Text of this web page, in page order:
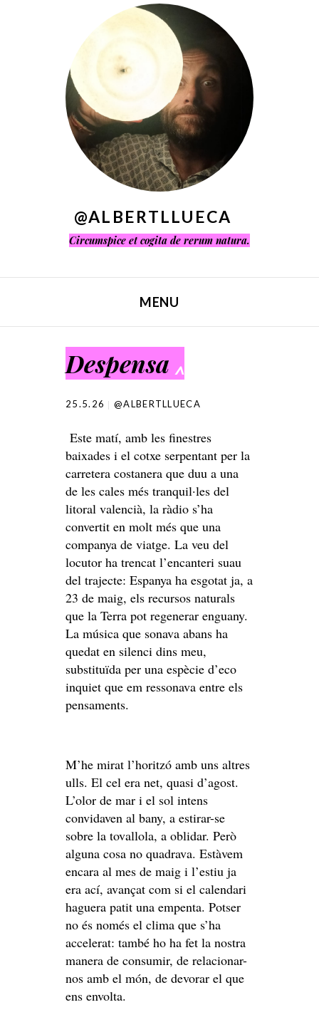
@ALBERTLLUECA
Circumspice et cogita de rerum natura.
MENU
Despensa ^
25.5.26 @ALBERTLLUECA
Este matí, amb les finestres
baixades i el cotxe serpentant per la
carretera costanera que duu a una
de les cales més tranquil·les del
litoral valencià, la ràdio s’ha
convertit en molt més que una
companya de viatge. La veu del
locutor ha trencat l’encanteri suau
del trajecte: Espanya ha esgotat ja, a
23 de maig, els recursos naturals
que la Terra pot regenerar enguany.
La música que sonava abans ha
quedat en silenci dins meu,
substituïda per una espècie d’eco
inquiet que em ressonava entre els
pensaments.
M’he mirat l’horitzó amb uns altres
ulls. El cel era net, quasi d’agost.
L’olor de mar i el sol intens
convidaven al bany, a estirar-se
sobre la tovallola, a oblidar. Però
alguna cosa no quadrava. Estàvem
encara al mes de maig i l’estiu ja
era ací, avançat com si el calendari
haguera patit una empenta. Potser
no és només el clima que s’ha
accelerat: també ho ha fet la nostra
manera de consumir, de relacionar-
nos amb el món, de devorar el que
ens envolta.